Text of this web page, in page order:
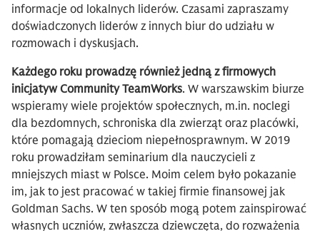
informacje od lokalnych liderów. Czasami zapraszamy
doświadczonych liderów z innych biur do udziału w
rozmowach i dyskusjach.
Każdego roku prowadzę również jedną z firmowych
inicjatyw Community TeamWorks. W warszawskim biurze
wspieramy wiele projektów społecznych, m.in. noclegi
dla bezdomnych, schroniska dla zwierząt oraz placówki,
które pomagają dzieciom niepełnosprawnym. W 2019
roku prowadziłam seminarium dla nauczycieli z
mniejszych miast w Polsce. Moim celem było pokazanie
im, jak to jest pracować w takiej firmie finansowej jak
Goldman Sachs. W ten sposób mogą potem zainspirować
własnych uczniów, zwłaszcza dziewczęta, do rozważenia